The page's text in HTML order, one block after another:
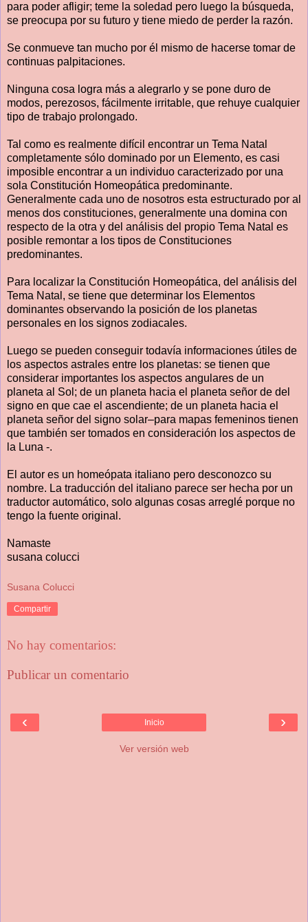
para poder afligir; teme la soledad pero luego la búsqueda,
se preocupa por su futuro y tiene miedo de perder la razón.
Se conmueve tan mucho por él mismo de hacerse tomar de
continuas palpitaciones.
Ninguna cosa logra más a alegrarlo y se pone duro de
modos, perezosos, fácilmente irritable, que rehuye cualquier
tipo de trabajo prolongado.
Tal como es realmente difícil encontrar un Tema Natal
completamente sólo dominado por un Elemento, es casi
imposible encontrar a un individuo caracterizado por una
sola Constitución Homeopática predominante.
Generalmente cada uno de nosotros esta estructurado por al
menos dos constituciones, generalmente una domina con
respecto de la otra y del análisis del propio Tema Natal es
posible remontar a los tipos de Constituciones
predominantes.
Para localizar la Constitución Homeopática, del análisis del
Tema Natal, se tiene que determinar los Elementos
dominantes observando la posición de los planetas
personales en los signos zodiacales.
Luego se pueden conseguir todavía informaciones útiles de
los aspectos astrales entre los planetas: se tienen que
considerar importantes los aspectos angulares de un
planeta al Sol; de un planeta hacia el planeta señor de del
signo en que cae el ascendiente; de un planeta hacia el
planeta señor del signo solar–para mapas femeninos tienen
que también ser tomados en consideración los aspectos de
la Luna -.
El autor es un homeópata italiano pero desconozco su
nombre. La traducción del italiano parece ser hecha por un
traductor automático, solo algunas cosas arreglé porque no
tengo la fuente original.
Namaste
susana colucci
Susana Colucci
Compartir
No hay comentarios:
Publicar un comentario
‹ ›
Inicio
Ver versión web